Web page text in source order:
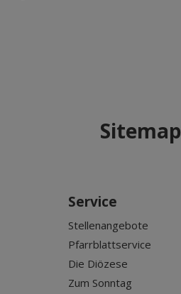
Sitemap
Service
Stellenangebote
Pfarrblattservice
Die Diözese
Zum Sonntag